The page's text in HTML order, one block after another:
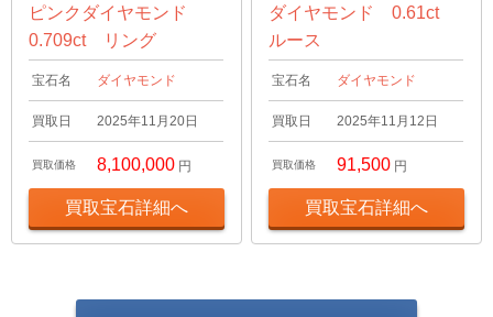
ピンクダイヤモンド
0.709ct リング
宝石名 ダイヤモンド
買取日 2025年11月20日
買取価格 8,100,000 円
買取宝石詳細へ
ダイヤモンド 0.61ct
ルース
宝石名 ダイヤモンド
買取日 2025年11月12日
買取価格 91,500 円
買取宝石詳細へ